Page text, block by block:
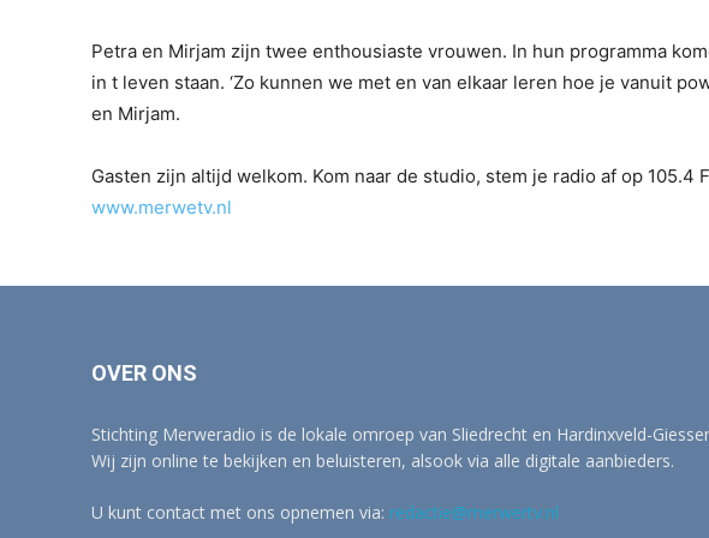
Petra en Mirjam zijn twee enthousiaste vrouwen. In hun programma
in t leven staan. ‘Zo kunnen we met en van elkaar leren hoe je vanuit
en Mirjam.
Gasten zijn altijd welkom. Kom naar de studio, stem je radio af op 105.4
www.merwetv.nl
OVER ONS
Stichting Merweradio is de lokale omroep van Sliedrecht en Hardinxveld-
Wij zijn online te bekijken en beluisteren, alsook via alle digitale aanbieders.
U kunt contact met ons opnemen via: redactie@merwertv.nl